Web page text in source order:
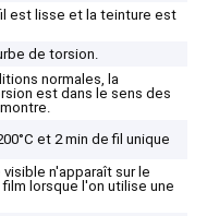
est lisse et la teinture est
de torsion.
normales, la
est dans le sens des
et 2 min de fil unique
n'apparaît sur le
lorsque l'on utilise une